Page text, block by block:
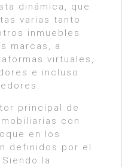
dinámica, que
varias tanto
inmuebles
marcas, a
virtuales,
e incluso
principal de
con
en los
definidos por el
la